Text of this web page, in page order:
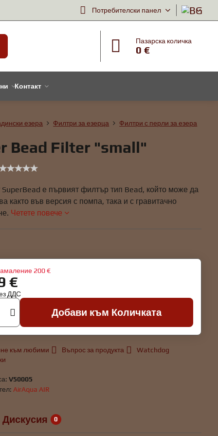
Потребителски панел
Пазарска количка
0 €
Контакт
езера Филтри за езерца Филтри с перли за езера
Bead Filter "small"
е първият филтър тип Bead, който може да
както във версия с помпа, така и с гравитачно
Четете повече
200 €
€
ДДС
Добави към Количката
към любими Въпрос за продукта
Watchdog
V50005
AirAqua AIR
Дискусия 0